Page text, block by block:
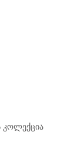
კოლექცია